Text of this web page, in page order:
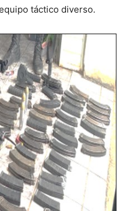
táctico diverso.